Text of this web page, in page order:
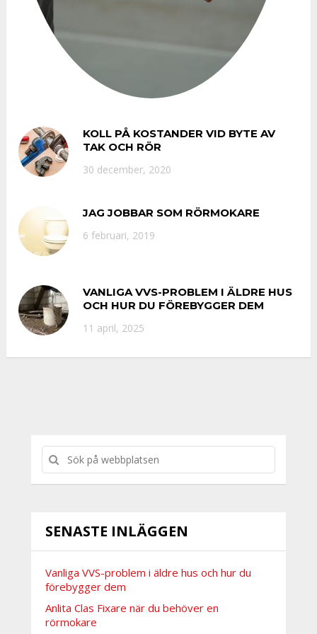
KOLL PÅ KOSTANDER VID BYTE AV
TAK OCH RÖR
30 december, 2020
JAG JOBBAR SOM RÖRMOKARE
6 februari, 2019
VANLIGA VVS-PROBLEM I ÄLDRE HUS
OCH HUR DU FÖREBYGGER DEM
11 april, 2025
SENASTE INLÄGGEN
Vanliga VVS-problem i äldre hus och hur du
förebygger dem
Anlita Clas Fixare när du behöver en
rörmokare